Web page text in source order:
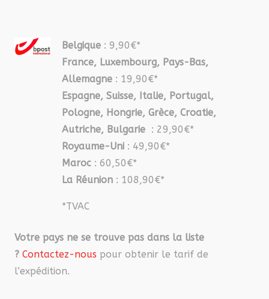
Belgique : 9,90€*
France, Luxembourg, Pays-Bas,
Allemagne : 19,90€*
Espagne, Suisse, Italie, Portugal,
Pologne, Hongrie, Grèce, Croatie,
Autriche, Bulgarie : 29,90€*
Royaume-Uni : 49,90€*
Maroc : 60,50€*
La Réunion : 108,90€*
*TVAC
Votre pays ne se trouve pas dans la liste
? Contactez-nous pour obtenir le tarif de
l’expédition.